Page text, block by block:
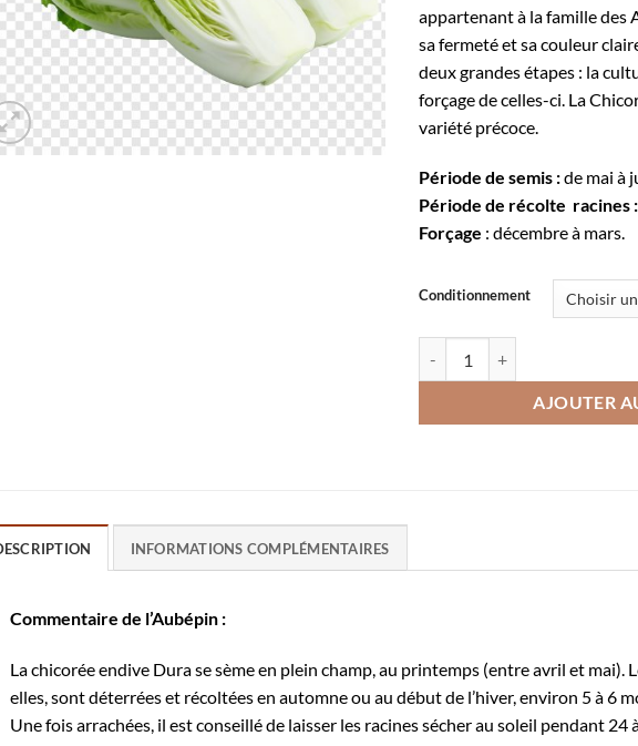
appartenant à la famille des
sa fermeté et sa couleur
deux grandes étapes : la
forçage de celles-ci. La
variété précoce.
Période de semis :de mai à
Période de récolte racines :
Forçage : décembre à mars.
Conditionnement
AJOUTER
INFORMATIONS COMPLÉMENTAIRES
Commentaire de l’Aubépin :
La chicorée endive Dura se sème en plein champ, au printemps (entre avril et mai).
elles, sont déterrées et récoltées en automne ou au début de l’hiver, environ 5 à 6
Une fois arrachées, il est conseillé de laisser les racines sécher au soleil pendant 24